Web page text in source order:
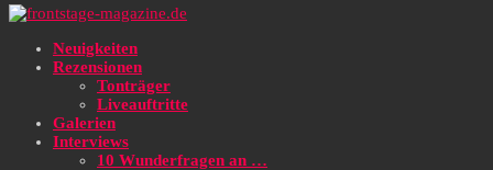
Neuigkeiten
Rezensionen
Tonträger
Liveauftritte
Galerien
Interviews
10 Wunderfragen an …